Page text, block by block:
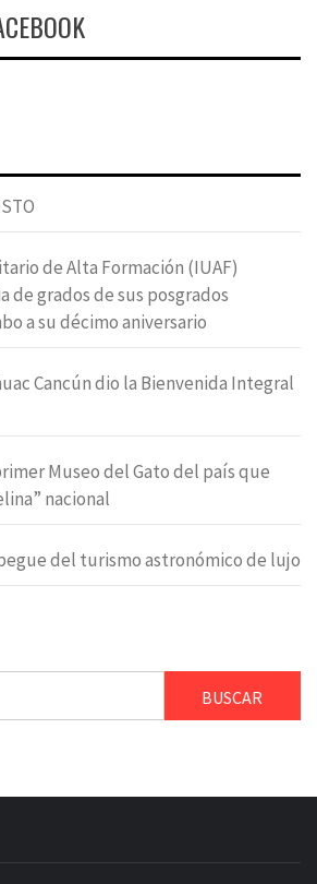
de Alta Formación (IUAF)
de grados de sus posgrados
a su décimo aniversario
Cancún dio la Bienvenida Integral
Museo del Gato del país que
nacional
del turismo astronómico de lujo